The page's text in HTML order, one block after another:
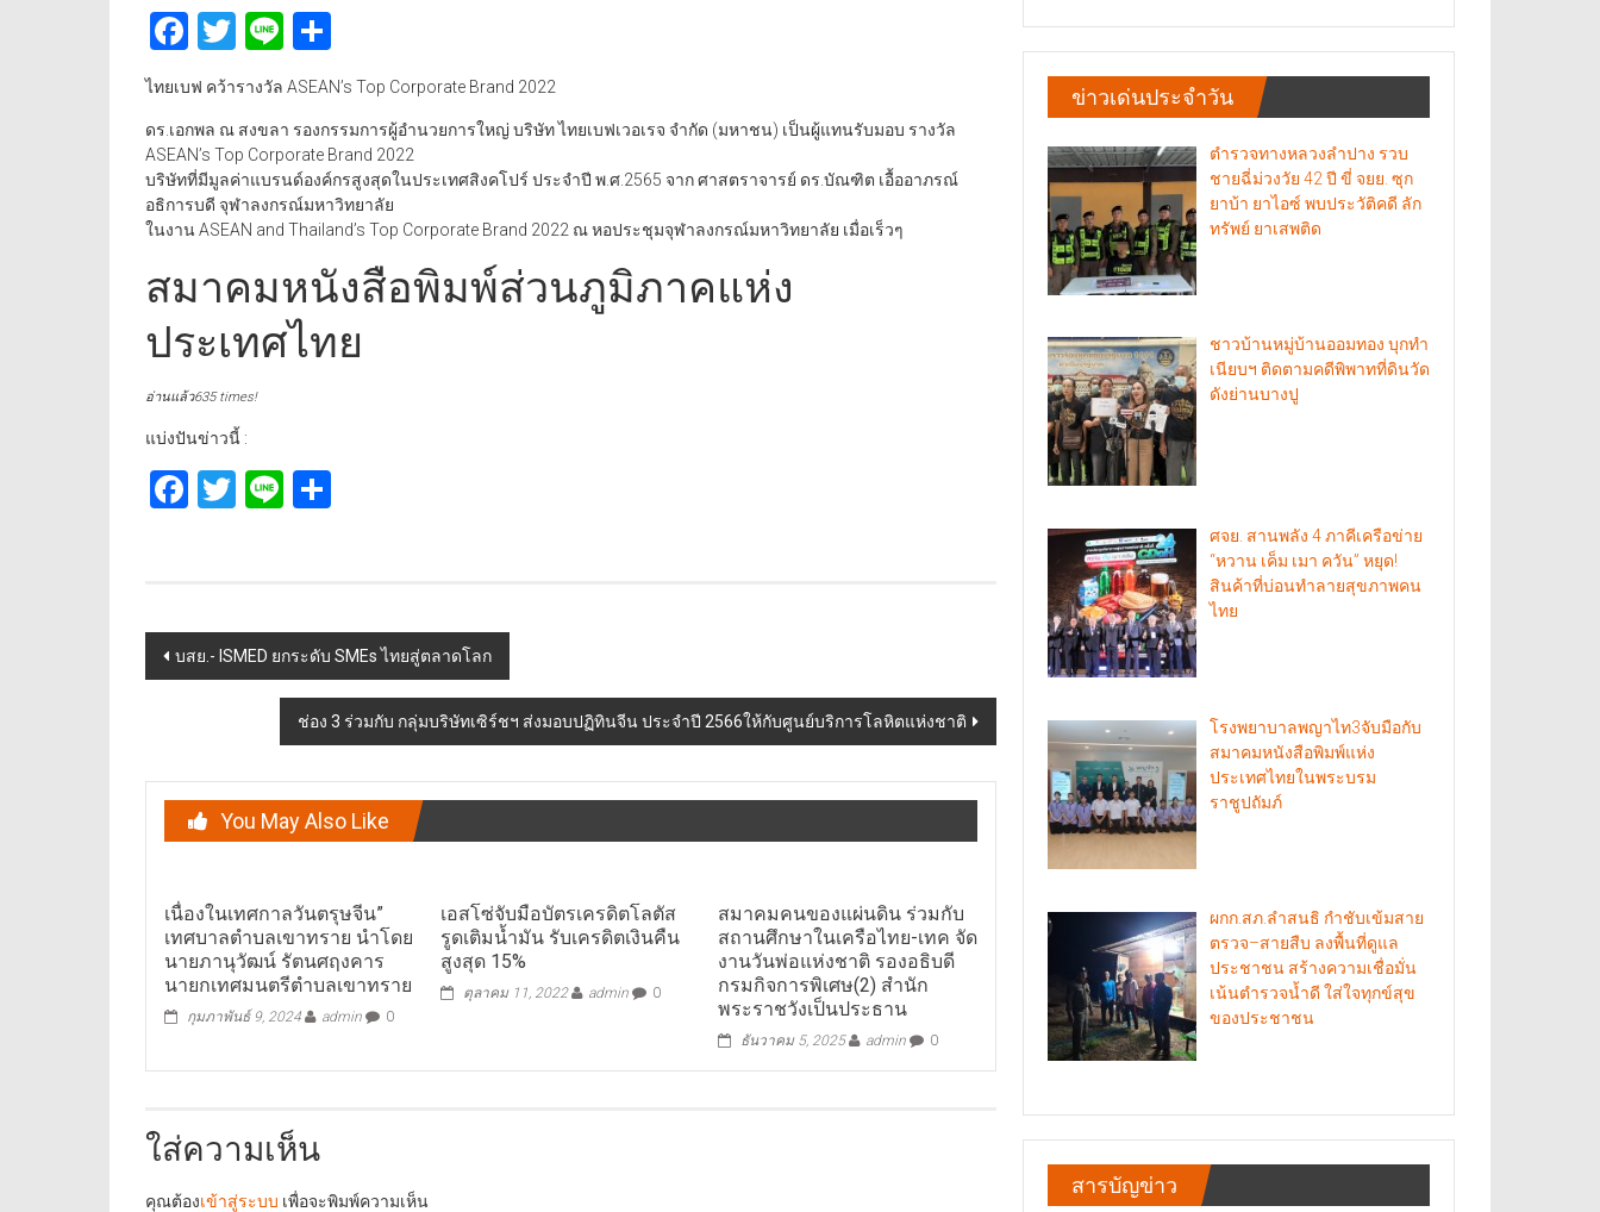
Facebook
Twitter
Line
ไทยเบฟ คว้ารางวัล ASEAN’s Top Corporate Brand 2022
ดร.เอกพล ณ สงขลา รองกรรมการผู้อำนวยการใหญ่ บริษัท ไทยเบฟเวอเรจ จำกัด (มหาชน) เป็นผู้แทนรับมอบ รางวัล
ASEAN’s Top Corporate Brand 2022
บริษัทที่มีมูลค่าแบรนด์องค์กรสูงสุดในประเทศสิงคโปร์ ประจำปี พ.ศ.2565 จาก ศาสตราจารย์ ดร.บัณฑิต เอื้ออาภรณ์
อธิการบดี จุฬาลงกรณ์มหาวิทยาลัย
ในงาน ASEAN and Thailand’s Top Corporate Brand 2022 ณ หอประชุมจุฬาลงกรณ์มหาวิทยาลัย เมื่อเร็วๆ
สมาคมหนังสือพิมพ์ส่วนภูมิภาคแห่ง
ประเทศไทย
อ่านแล้ว635 times!
แบ่งปันข่าวนี้ :
Facebook
Twitter
Line
Post
navigation
บสย.- ISMED ยกระดับ SMEs ไทยสู่ตลาดโลก
ช่อง 3 ร่วมกับ กลุ่มบริษัทเซิร์ชฯ ส่งมอบปฏิทินจีน ประจำปี 2566ให้กับศูนย์บริการโลหิตแห่งชาติ
You May Also Like
เนื่องในเทศกาลวันตรุษจีน”
เทศบาลตำบลเขาทราย นำโดย
นายภานุวัฒน์ รัตนศฤงคาร
นายกเทศมนตรีตำบลเขาทราย
กุมภาพันธ์ 9, 2024 admin 0
เอสโซ่จับมือบัตรเครดิตโลตัส
รูดเติมน้ำมัน รับเครดิตเงินคืน
สูงสุด 15%
ตุลาคม 11, 2022 admin 0
สมาคมคนของแผ่นดิน ร่วมกับ
สถานศึกษาในเครือไทย-เทค จัด
งานวันพ่อแห่งชาติ รองอธิบดี
กรมกิจการพิเศษ(2) สำนัก
พระราชวังเป็นประธาน
ธันวาคม 5, 2025 admin 0
ใส่ความเห็น
คุณต้องเข้าสู่ระบบ เพื่อจะพิมพ์ความเห็น
ข่าวเด่นประจำวัน
ตำรวจทางหลวงลำปาง รวบ
ชายฉี่ม่วงวัย 42 ปี ขี่ จยย. ซุก
ยาบ้า ยาไอซ์ พบประวัติคดี ลัก
ทรัพย์ ยาเสพติด
ชาวบ้านหมู่บ้านออมทอง บุกทำ
เนียบฯ ติดตามคดีพิพาทที่ดินวัด
ดังย่านบางปู
ศจย. สานพลัง 4 ภาคีเครือข่าย
“หวาน เค็ม เมา ควัน” หยุด!
สินค้าที่บ่อนทำลายสุขภาพคน
ไทย
โรงพยาบาลพญาไท3จับมือกับ
สมาคมหนังสือพิมพ์แห่ง
ประเทศไทยในพระบรม
ราชูปถัมภ์
ผกก.สภ.ลำสนธิ กำชับเข้มสาย
ตรวจ–สายสืบ ลงพื้นที่ดูแล
ประชาชน สร้างความเชื่อมั่น
เน้นตำรวจน้ำดี ใส่ใจทุกข์สุข
ของประชาชน
สารบัญข่าว